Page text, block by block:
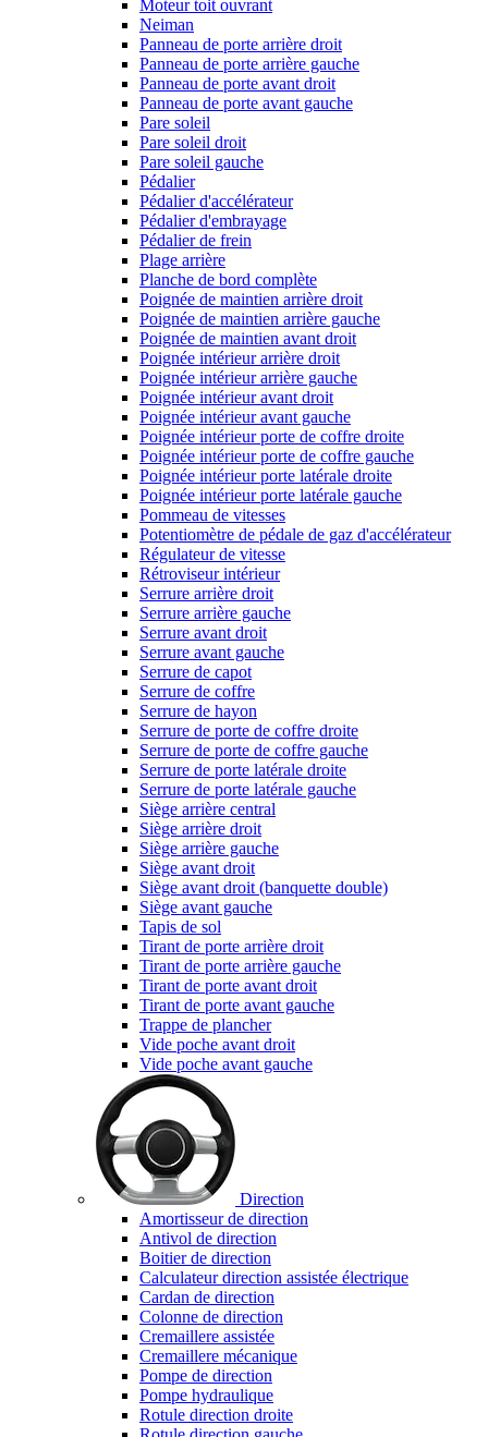
Moteur toit ouvrant
Neiman
Panneau de porte arrière droit
Panneau de porte arrière gauche
Panneau de porte avant droit
Panneau de porte avant gauche
Pare soleil
Pare soleil droit
Pare soleil gauche
Pédalier
Pédalier d'accélérateur
Pédalier d'embrayage
Pédalier de frein
Plage arrière
Planche de bord complète
Poignée de maintien arrière droit
Poignée de maintien arrière gauche
Poignée de maintien avant droit
Poignée intérieur arrière droit
Poignée intérieur arrière gauche
Poignée intérieur avant droit
Poignée intérieur avant gauche
Poignée intérieur porte de coffre droite
Poignée intérieur porte de coffre gauche
Poignée intérieur porte latérale droite
Poignée intérieur porte latérale gauche
Pommeau de vitesses
Potentiomètre de pédale de gaz d'accélérateur
Régulateur de vitesse
Rétroviseur intérieur
Serrure arrière droit
Serrure arrière gauche
Serrure avant droit
Serrure avant gauche
Serrure de capot
Serrure de coffre
Serrure de hayon
Serrure de porte de coffre droite
Serrure de porte de coffre gauche
Serrure de porte latérale droite
Serrure de porte latérale gauche
Siège arrière central
Siège arrière droit
Siège arrière gauche
Siège avant droit
Siège avant droit (banquette double)
Siège avant gauche
Tapis de sol
Tirant de porte arrière droit
Tirant de porte arrière gauche
Tirant de porte avant droit
Tirant de porte avant gauche
Trappe de plancher
Vide poche avant droit
Vide poche avant gauche
Direction
Amortisseur de direction
Antivol de direction
Boitier de direction
Calculateur direction assistée électrique
Cardan de direction
Colonne de direction
Cremaillere assistée
Cremaillere mécanique
Pompe de direction
Pompe hydraulique
Rotule direction droite